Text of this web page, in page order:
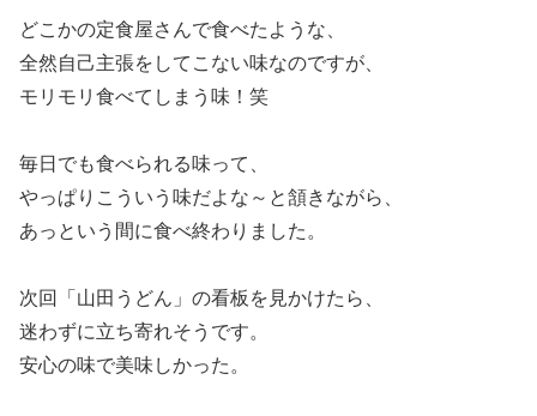
どこかの定食屋さんで食べたような、
全然自己主張をしてこない味なのですが、
モリモリ食べてしまう味！笑
毎日でも食べられる味って、
やっぱりこういう味だよな～と頷きながら、
あっという間に食べ終わりました。
次回「山田うどん」の看板を見かけたら、
迷わずに立ち寄れそうです。
安心の味で美味しかった。